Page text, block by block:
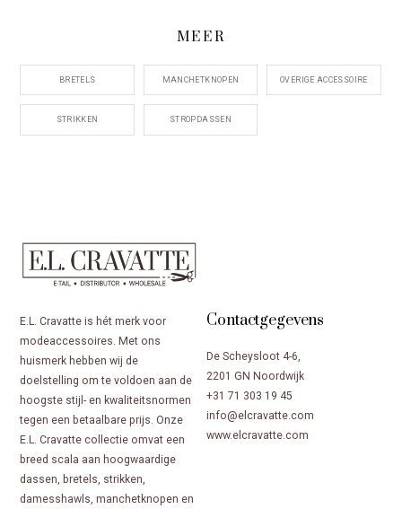
MEER
BRETELS MANCHETKNOPEN OVERIGE ACCESSOIRE
STRIKKEN STROPDASSEN
E.L. Cravatte is hét merk voor
modeaccessoires. Met ons
huismerk hebben wij de
doelstelling om te voldoen aan de
hoogste stijl- en kwaliteitsnormen
tegen een betaalbare prijs. Onze
E.L. Cravatte collectie omvat een
breed scala aan hoogwaardige
dassen, bretels, strikken,
damesshawls, manchetknopen en
Contactgegevens
De Scheysloot 4-6,
2201 GN Noordwijk
+31 71 303 19 45
info@elcravatte.com
www.elcravatte.com